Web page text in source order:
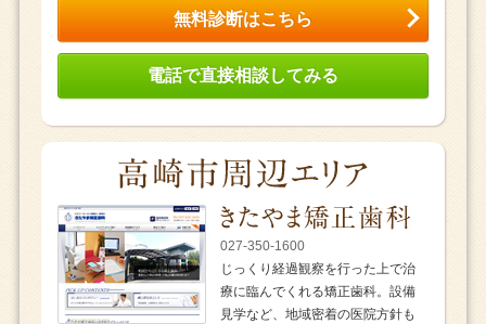
無料診断はこちら
電話で直接相談してみる
027-350-1600
じっくり経過観察を行った上で治
療に臨んでくれる矯正歯科。設備
見学など、地域密着の医院方針も